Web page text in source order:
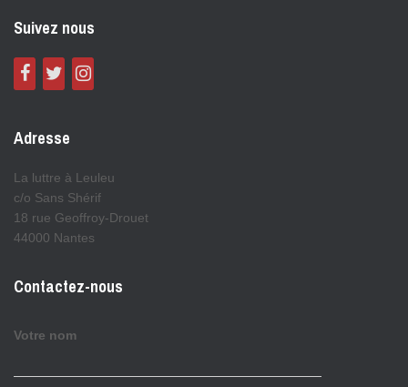
Suivez nous
Adresse
La luttre à Leuleu
c/o Sans Shérif
18 rue Geoffroy-Drouet
44000 Nantes
Contactez-nous
Votre nom